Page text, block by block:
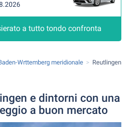
a tutto tondo confronta
Wrttemberg meridionale Reutlingen
e dintorni con una
a buon mercato